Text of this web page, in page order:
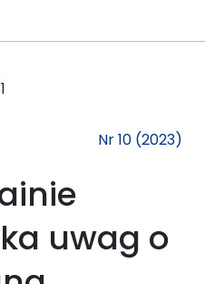
Nr 10 (2023)
uwag o